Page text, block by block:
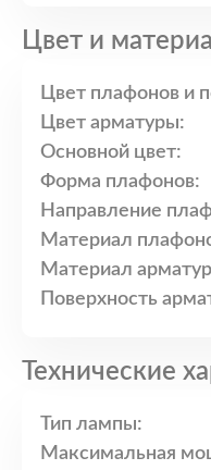
Цвет и
Цвет плафонов и
Цвет арматуры:
Основной цвет:
Форма плафонов:
Направление
Материал
Материал
Поверхность
Технические
Тип лампы:
Максимальная